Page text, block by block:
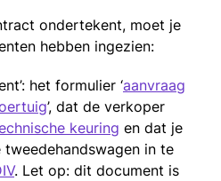
ondertekent, moet je
hebben ingezien:
het formulier ‘aanvraag
’, dat de verkoper
keuring en dat je
in te
. Let op: dit document is